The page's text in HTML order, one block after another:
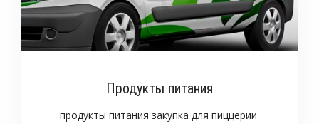
Продукты питания
продукты питания закупка для пиццерии